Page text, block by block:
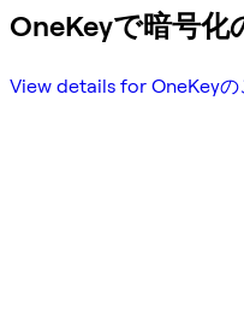
OneKeyで暗号化
View details for OneKeyの